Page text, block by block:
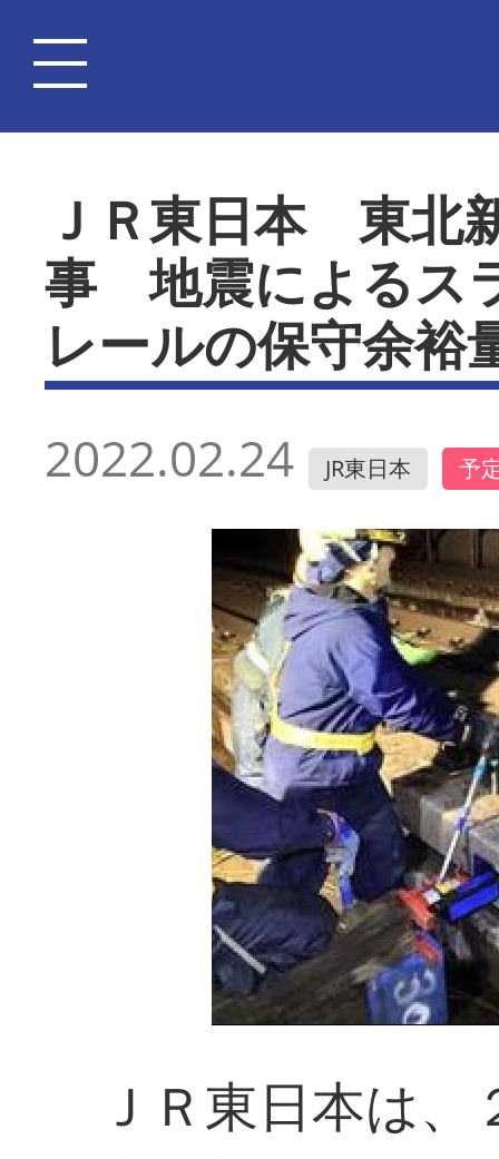
ＪＲ東日本 東北
事 地震によるス
レールの保守余裕
2022.02.24 JR東日本 予
ＪＲ東日本は、